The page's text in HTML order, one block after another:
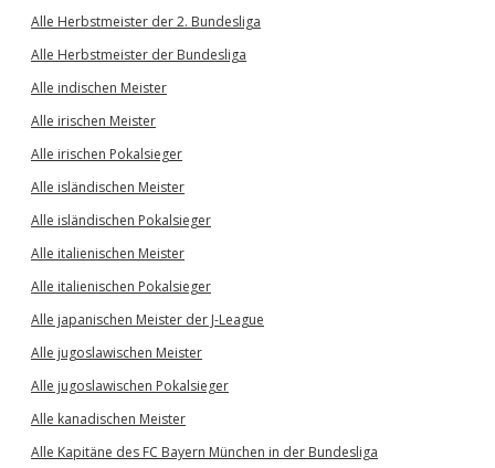
Alle Herbstmeister der 2. Bundesliga
Alle Herbstmeister der Bundesliga
Alle indischen Meister
Alle irischen Meister
Alle irischen Pokalsieger
Alle isländischen Meister
Alle isländischen Pokalsieger
Alle italienischen Meister
Alle italienischen Pokalsieger
Alle japanischen Meister der J-League
Alle jugoslawischen Meister
Alle jugoslawischen Pokalsieger
Alle kanadischen Meister
Alle Kapitäne des FC Bayern München in der Bundesliga